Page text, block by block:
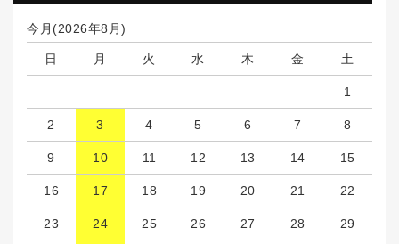
今月(2026年8月)
日 月 火 水 木 金 土
1
2 3 4 5 6 7 8
9 10 11 12 13 14 15
16 17 18 19 20 21 22
23 24 25 26 27 28 29